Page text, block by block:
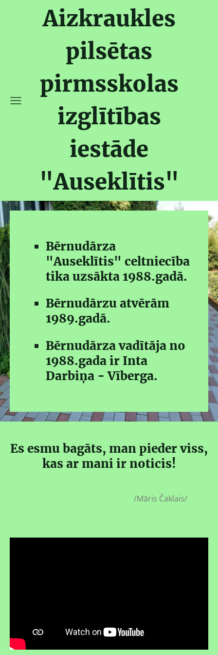
Aizkraukles
pilsētas
pirmsskolas
izglītības
iestāde
"Auseklītis"
Bērnudārza
"Auseklītis" celtniecība
tika uzsākta 1988.gadā.
Bērnudārzu atvērām
1989.gadā.
Bērnudārza vadītāja no
1988.gada ir Inta
Darbiņa - Vīberga.
Es esmu bagāts, man pieder viss,
kas ar mani ir noticis!
/Māris Čaklais/